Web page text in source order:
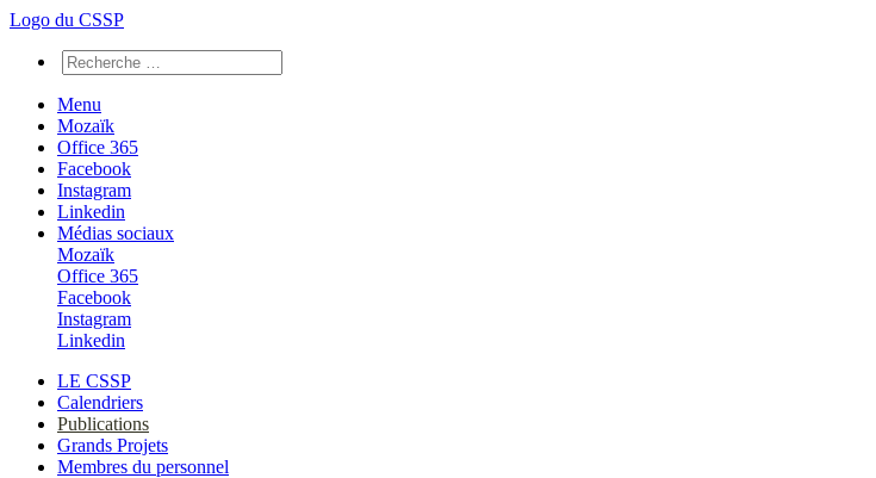
Logo du CSSP
Menu
Mozaïk
Office 365
Facebook
Instagram
Linkedin
Médias sociaux
Mozaïk
Office 365
Facebook
Instagram
Linkedin
LE CSSP
Calendriers
Publications
Grands Projets
Membres du personnel